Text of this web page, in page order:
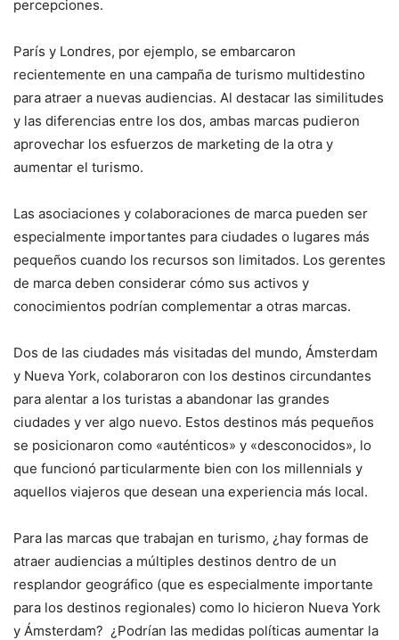
percepciones.
París y Londres, por ejemplo, se embarcaron
recientemente en una campaña de turismo multidestino
para atraer a nuevas audiencias. Al destacar las similitudes
y las diferencias entre los dos, ambas marcas pudieron
aprovechar los esfuerzos de marketing de la otra y
aumentar el turismo.
Las asociaciones y colaboraciones de marca pueden ser
especialmente importantes para ciudades o lugares más
pequeños cuando los recursos son limitados. Los gerentes
de marca deben considerar cómo sus activos y
conocimientos podrían complementar a otras marcas.
Dos de las ciudades más visitadas del mundo, Ámsterdam
y Nueva York, colaboraron con los destinos circundantes
para alentar a los turistas a abandonar las grandes
ciudades y ver algo nuevo. Estos destinos más pequeños
se posicionaron como «auténticos» y «desconocidos», lo
que funcionó particularmente bien con los millennials y
aquellos viajeros que desean una experiencia más local.
Para las marcas que trabajan en turismo, ¿hay formas de
atraer audiencias a múltiples destinos dentro de un
resplandor geográfico (que es especialmente importante
para los destinos regionales) como lo hicieron Nueva York
y Ámsterdam? ¿Podrían las medidas políticas aumentar la